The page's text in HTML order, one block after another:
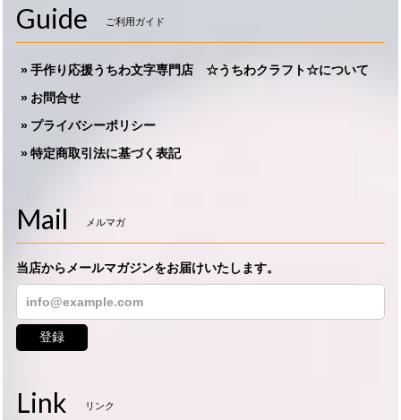
Guide ご利用ガイド
手作り応援うちわ文字専門店 ☆うちわクラフト☆について
お問合せ
プライバシーポリシー
特定商取引法に基づく表記
Mail メルマガ
当店からメールマガジンをお届けいたします。
登録
Link リンク